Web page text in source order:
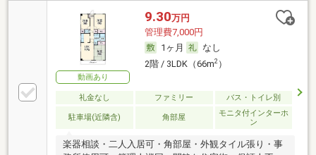
動画あり
9.30万円
管理費7,000円
1ヶ月
なし
2階 / 3LDK（66m2）
礼金なし ファミリー バス・トイレ別
駐車場(近隣含) 角部屋
モニタ付インターホ
ン
楽器相談・二人入居可・角部屋・外観タイル張り・事